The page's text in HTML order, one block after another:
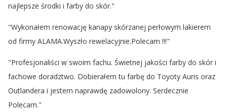
najlepsze środki i farby do skór."
"Wykonałem renowację kanapy skórzanej perłowym lakierem
od firmy ALAMA.Wyszło rewelacyjnie.Polecam !!!"
"Profesjonaliści w swoim fachu. Świetnej jakości farby do skór i
fachowe doradztwo. Dobierałem tu farbę do Toyoty Auris oraz
Outlandera i jestem naprawdę zadowolony. Serdecznie
Polecam."